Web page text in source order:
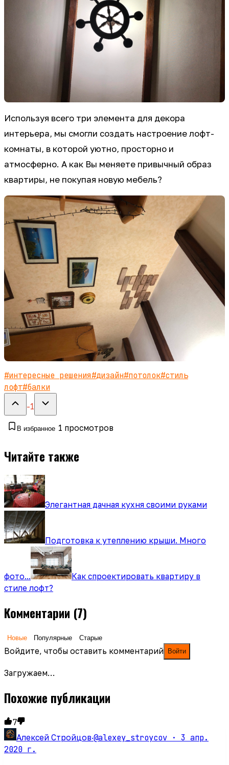
Используя всего три элемента для декора
интерьера, мы смогли создать настроение лофт-
комнаты, в которой уютно, просторно и
атмосферно. А как Вы меняете привычный образ
квартиры, не покупая новую мебель?
#интересные решения#дизайн#потолок#стиль
лофт#балки
-1
В избранное 1 просмотров
Читайте также
Элегантная дачная кухня своими руками
Подготовка к утеплению крыши. Много
фото...
Как спроектировать квартиру в
стиле лофт?
Комментарии (7)
Новые Популярные Старые
Войдите, чтобы оставить комментарий Войти
Загружаем…
Похожие публикации
7
Алексей Стройцов·@alexey_stroycov · 3 апр.
2020 г.